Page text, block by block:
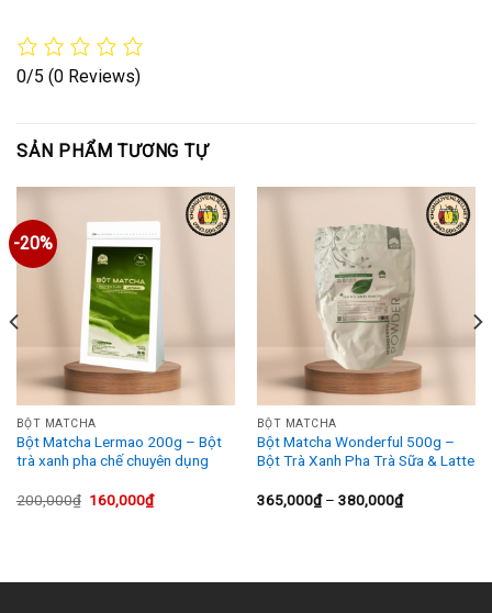
0/5 (0 Reviews)
SẢN PHẨM TƯƠNG TỰ
-20%
BỘT MATCHA
Bột Matcha Lermao 200g – Bột
trà xanh pha chế chuyên dụng
200,000₫ Giá
160,000₫Giá
hiện
BỘT MATCHA
Bột Matcha Wonderful 500g –
Bột Trà Xanh Pha Trà Sữa & Latte
365,000₫ – 380,000₫Khoảng
giá: